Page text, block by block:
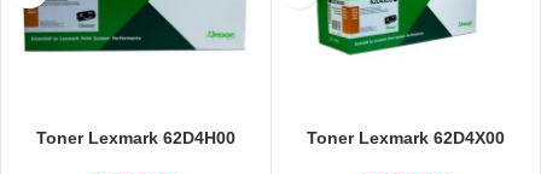
Toner Lexmark 62D4H00
Toner Lexmark 62D4X00